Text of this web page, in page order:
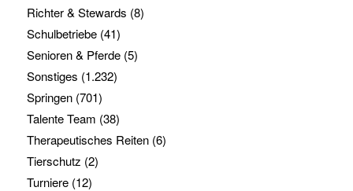
Richter & Stewards (8)
Schulbetriebe(41)
Senioren & Pferde(5)
Sonstiges (1.232)
Springen(701)
Talente Team (38)
Therapeutisches Reiten(6)
Tierschutz (2)
Turniere(12)